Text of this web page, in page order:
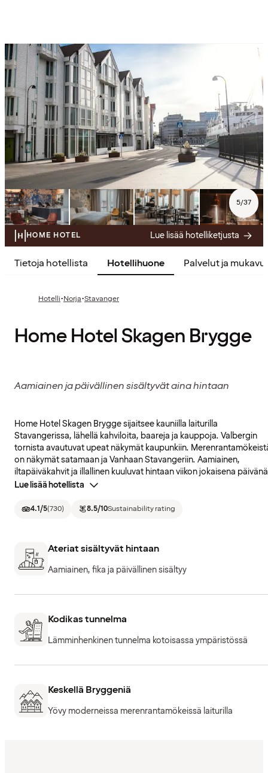
5/37
HOME HOTEL Lue lisää hotelliketjusta
Tietoja hotellista Hotellihuone Palvelut ja
Hotelli·Norja·Stavanger
Home Hotel Skagen Brygge
Aamiainen ja päivällinen sisältyvät aina hintaan
Home Hotel Skagen Brygge sijaitsee kauniilla laiturilla
Stavangerissa, lähellä kahviloita, baareja ja kauppoja. Valbergin
tornista avautuvat upeat näkymät kaupunkiin.
on näkymät satamaan ja Vanhaan Stavangeriin. Aamiainen,
iltapäiväkahvit ja illallinen kuuluvat hintaan viikon jokaisena
Lue lisää hotellista
4.1/5(730) 8.5/10Sustainability rating
Ateriat sisältyvät hintaan
Aamiainen, fika ja päivällinen sisältyy
Kodikas tunnelma
Lämminhenkinen tunnelma kotoisassa ympäristössä
Keskellä Bryggeniä
Yövy moderneissa merenrantamökeissä laiturilla